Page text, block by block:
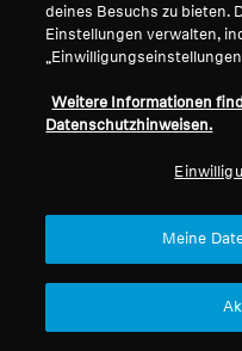
Tragestil
Art des Kopfhörers
deines Besuchs zu bieten.
Einstellungen verwalten,
Weitere Informationen
Datenschutzhinweisen.
Meine